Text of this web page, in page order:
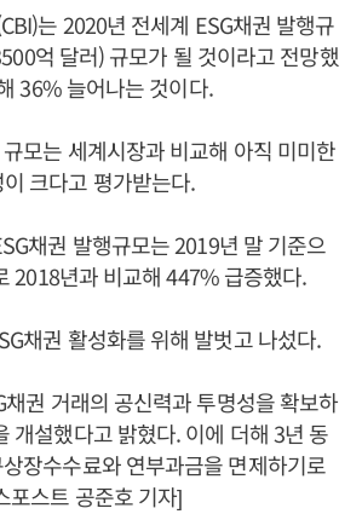
는 2020년 전세계 ESG채권 발행규
억 달러) 규모가 될 것이라고 전망했
36% 늘어나는 것이다.
모는 세계시장과 비교해 아직 미미한
크다고 평가받는다.
채권 발행규모는 2019년 말 기준으
2018년과 비교해 447% 급증했다.
채권 활성화를 위해 발벗고 나섰다.
권 거래의 공신력과 투명성을 확보하
개설했다고 밝혔다. 이에 더해 3년 동
장수수료와 연부과금을 면제하기로
포스트 공준호 기자]